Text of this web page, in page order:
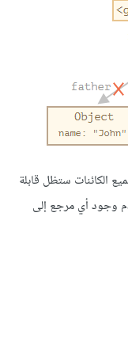
الكائنات ستظل قابلة
وجود أي مرجع إلى